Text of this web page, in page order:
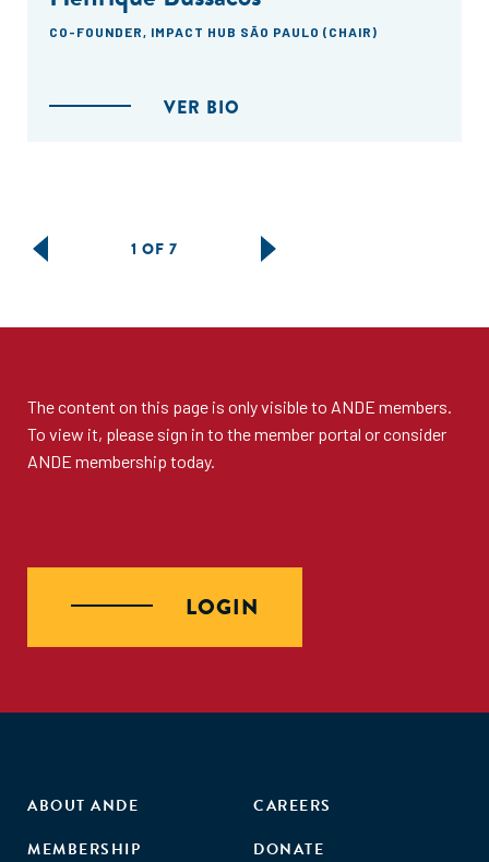
1 OF 7
CO-FOUNDER, IMPACT HUB SÃO PAULO (CHAIR)
VER BIO
The content on this page is only visible to ANDE members
To view it, please sign in to themember portal or consider
ANDE membership today.
LOGIN
ABOUT ANDE
MEMBERSHIP
CAREERS
DONATE